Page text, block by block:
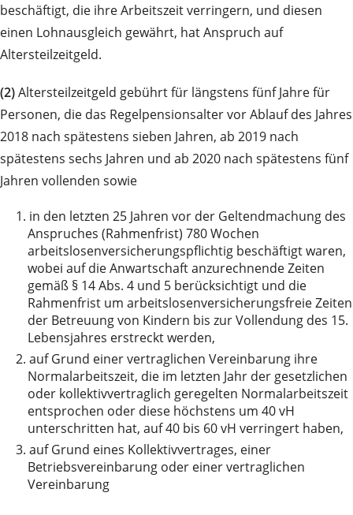
beschäftigt, die ihre Arbeitszeit verringern, und diesen
einen Lohnausgleich gewährt, hat Anspruch auf
Altersteilzeitgeld.
(2)Altersteilzeitgeld gebührt für längstens fünf Jahre für
Personen, die das Regelpensionsalter vor Ablauf des Jahres
2018 nach spätestens sieben Jahren, ab 2019 nach
spätestens sechs Jahren und ab 2020 nach spätestens fünf
Jahren vollenden sowie
1. in den letzten 25 Jahren vor der Geltendmachung des
Anspruches (Rahmenfrist) 780 Wochen
arbeitslosenversicherungspflichtig beschäftigt waren,
wobei auf die Anwartschaft anzurechnende Zeiten
gemäß § 14 Abs. 4 und 5 berücksichtigt und die
Rahmenfrist um arbeitslosenversicherungsfreie Zeiten
der Betreuung von Kindern bis zur Vollendung des 15.
Lebensjahres erstreckt werden,
2. auf Grund einer vertraglichen Vereinbarung ihre
Normalarbeitszeit, die im letzten Jahr der gesetzlichen
oder kollektivvertraglich geregelten Normalarbeitszeit
entsprochen oder diese höchstens um 40 vH
unterschritten hat, auf 40 bis 60 vH verringert haben,
3. auf Grund eines Kollektivvertrages, einer
Betriebsvereinbarung oder einer vertraglichen
Vereinbarung